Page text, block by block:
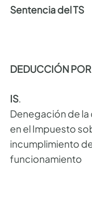
Sentencia del TS
DEDUCCIÓN POR
IS
Denegación de
en el Impuesto
incumplimiento
funcionamiento